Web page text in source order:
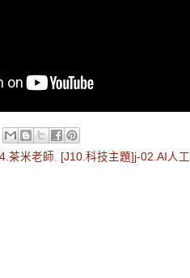
茶米老師 [J10.科技主題]j-02.AI人